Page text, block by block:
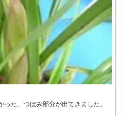
った、つぼみ部分が出てきました。